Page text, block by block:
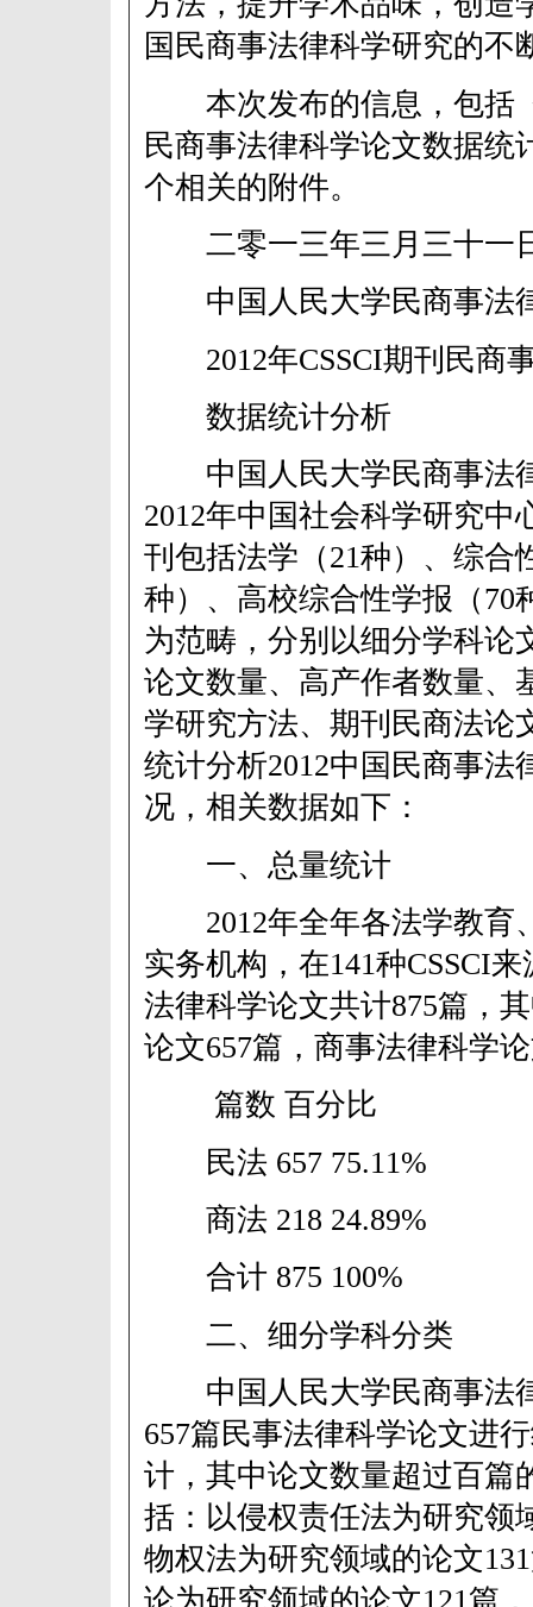
国民商事法律科学研究的不
本次发布的信息，包括《
民商事法律科学论文数据统
个相关的附件。
二零一三年三月三十一
中国人民大学民商事法
2012年CSSCI期刊民商
数据统计分析
中国人民大学民商事法
2012年中国社会科学研究中
刊包括法学（21种）、综合
种）、高校综合性学报（70
为范畴，分别以细分学科论
论文数量、高产作者数量、
学研究方法、期刊民商法论
统计分析2012中国民商事法
况，相关数据如下：
一、总量统计
2012年全年各法学教育
实务机构，在141种CSSCI
法律科学论文共计875篇，
论文657篇，商事法律科学
篇数 百分比
民法 657 75.11%
商法 218 24.89%
合计 875 100%
二、细分学科分类
中国人民大学民商事法
657篇民事法律科学论文进
计，其中论文数量超过百篇
括：以侵权责任法为研究领
物权法为研究领域的论文